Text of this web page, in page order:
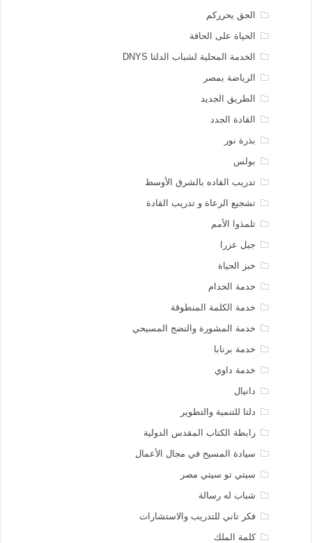
الحق يحرركم
الحياة على الحافة
الخدمة المحلية لشباب الدلتا DNYS
الرياضة بمصر
الطريق الجديد
القادة الجدد
بذرة نور
بولس
تدريب القاده بالشرق الأوسط
تشجيع الرعاة و تدريب القادة
تلمذوا الأمم
جيل عزرا
خبز الحياة
خدمة الخدام
خدمة الكلمة المنطوقة
خدمة المشورة والنضج المسيحي
خدمة برنابا
خدمة داوي
دانيال
دلتا للتنمية والتطوير
رابطة الكتاب المقدس الدولية
سيادة المسيح في مجال الأعمال
سيتي تو سيتي مصر
شباب له رسالة
فكر تاني للتدريب والاستشارات
كلمة الملك